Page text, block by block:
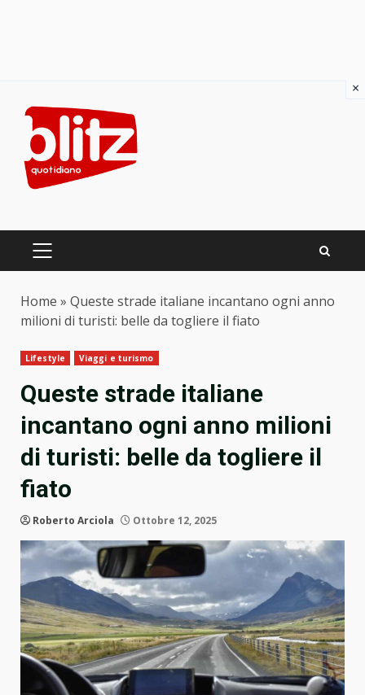
content
PRIMARY
Home » Queste strade italiane incantano ogni anno
milioni di turisti: belle da togliere il fiato
Lifestyle Viaggi e turismo
Queste strade italiane
incantano ogni anno milioni
di turisti: belle da togliere il
fiato
Roberto Arciola Ottobre 12, 2025
×